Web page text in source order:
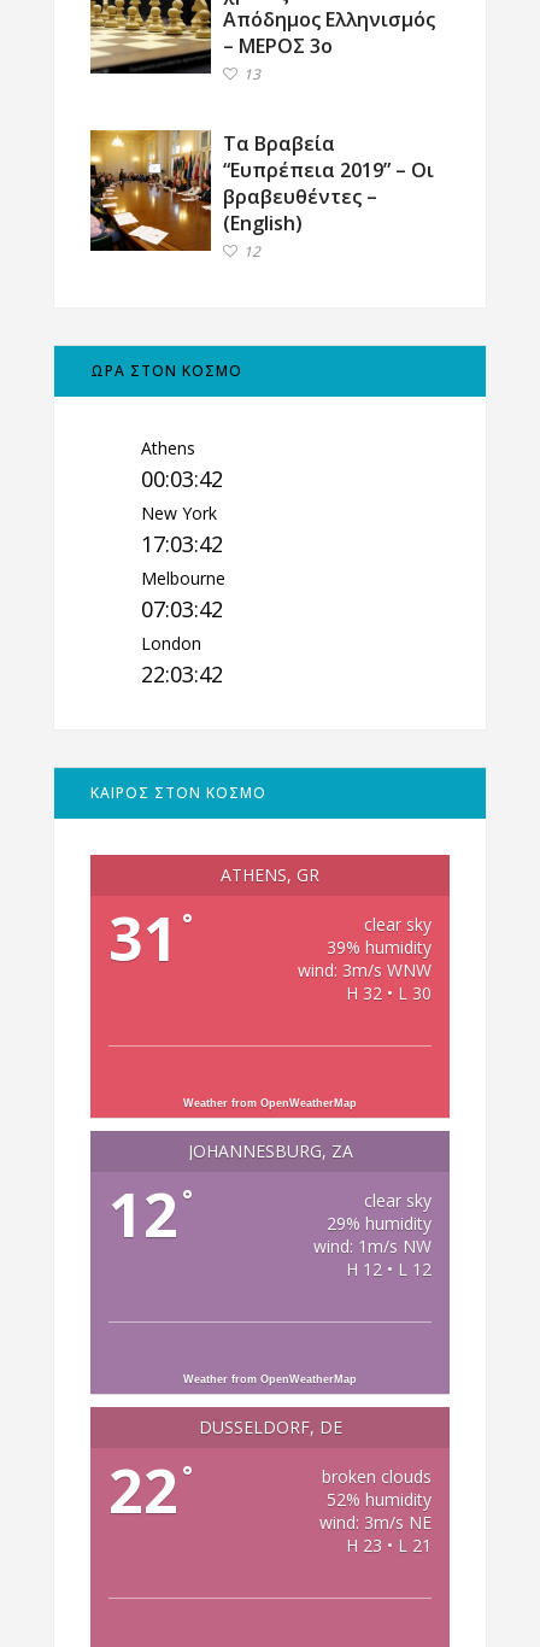
Απόδημος Ελληνισμός
– ΜΕΡΟΣ 3ο
13
Τα Βραβεία
“Ευπρέπεια 2019” – Οι
βραβευθέντες –
(English)
12
ΩΡΑ ΣΤΟΝ ΚΟΣΜΟ
Athens
00:03:43
New York
17:03:43
Melbourne
07:03:43
London
22:03:43
ΚΑΙΡΟΣ ΣΤΟΝ ΚΟΣΜΟ
ATHENS, GR
31 °
clear sky
39% humidity
wind: 3m/s WNW
H 32 • L 30
Weather from OpenWeatherMap
JOHANNESBURG, ZA
12 °
clear sky
29% humidity
wind: 1m/s NW
H 12 • L 12
Weather from OpenWeatherMap
DÜSSELDORF, DE
22 °
broken clouds
52% humidity
wind: 3m/s NE
H 23 • L 21